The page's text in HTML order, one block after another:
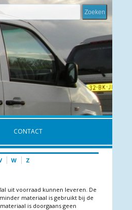
CONTACT
W Z
uit voorraad kunnen leveren. De
materiaal is gebruikt bij de
is doorgaans geen